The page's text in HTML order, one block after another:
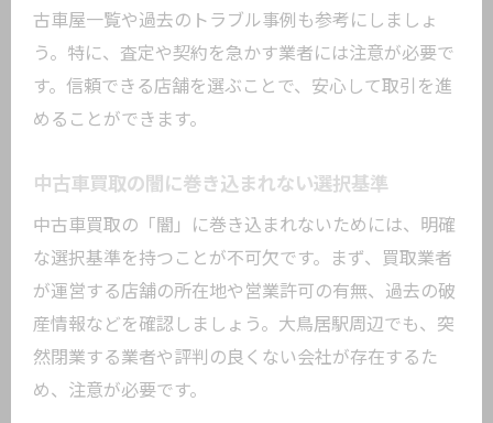
安心取引を実現する中古車買取の手続き
の流れ
中古車買取でよくあるトラブルとその対
処策
方法
納得できる対応を受ける中古車買取店の
特徴
中古車買取でトラブルを防ぐ事前の準備
古車屋一覧や過去のトラブル事例も参考にしましょ
う。特に、査定や契約を急かす業者には注意が必要で
す。信頼できる店舗を選ぶことで、安心して取引を進
めることができます。
中古車買取の闇に巻き込まれない選択基準
中古車買取の「闇」に巻き込まれないためには、明確
な選択基準を持つことが不可欠です。まず、買取業者
が運営する店舗の所在地や営業許可の有無、過去の破
産情報などを確認しましょう。大鳥居駅周辺でも、突
然閉業する業者や評判の良くない会社が存在するた
め、注意が必要です。